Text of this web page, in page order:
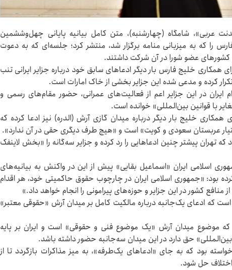
عربی»، شامگاه (چهارشنبه)، متن کامل بیانیه پایانی چهل‌وششمین
را که به میزبانی منامه برگزار شد، منتشر کرد؛ جلسه‌ای که به دعوت
کشورهای عضو شورا در آن شرکت داشتند.
همکاری خلیج فارس بار دیگر ادعاهای سابق خود درباره جزایر ایرانی تنب
کرده و مدعی شده این جزایر بخشی از خاک امارات است.
ایران در این جزایر اعم از فعالیت‌های عمرانی، حضور مقام‌های رسمی و
با قوانین بین‌المللی» خوانده است.
همکاری خلیج بار دیگر درباره میدان گازی آرش (الدره) نیز ادعا کرده که
عربستان سعودی و کویت» است و «هیچ طرف دیگری حقی در آن ندارد».
تهران پیشتر چنین ادعاهایی را رد کرده و جزایر سه‌گانه را «بخش لاینفک
اسلامی ایران «اسماعیل بقایی» پیش از این در واکنش به بیانیه‌های
بود: «جمهوری اسلامی ایران در چارچوب حقوق حاکمیتی خود، هر اقدام
منافع کشور در این جزایر و حوزه‌های پیرامونی را انجام خواهد داد.»
است که ادعای یک‌جانبه درباره مالکیت کامل بر میدان آرش «حقوقی معتبر»
که موضوع میدان آرش «یک موضوع فنی و حقوقی» است و ایران بر پایه
حق دارد در این میدان سه‌جانبه حضور داشته باشد.
بود که به جای «ادعاهای یک‌طرفه»، به میز مذاکرات بازگردد تا از
حل شود.